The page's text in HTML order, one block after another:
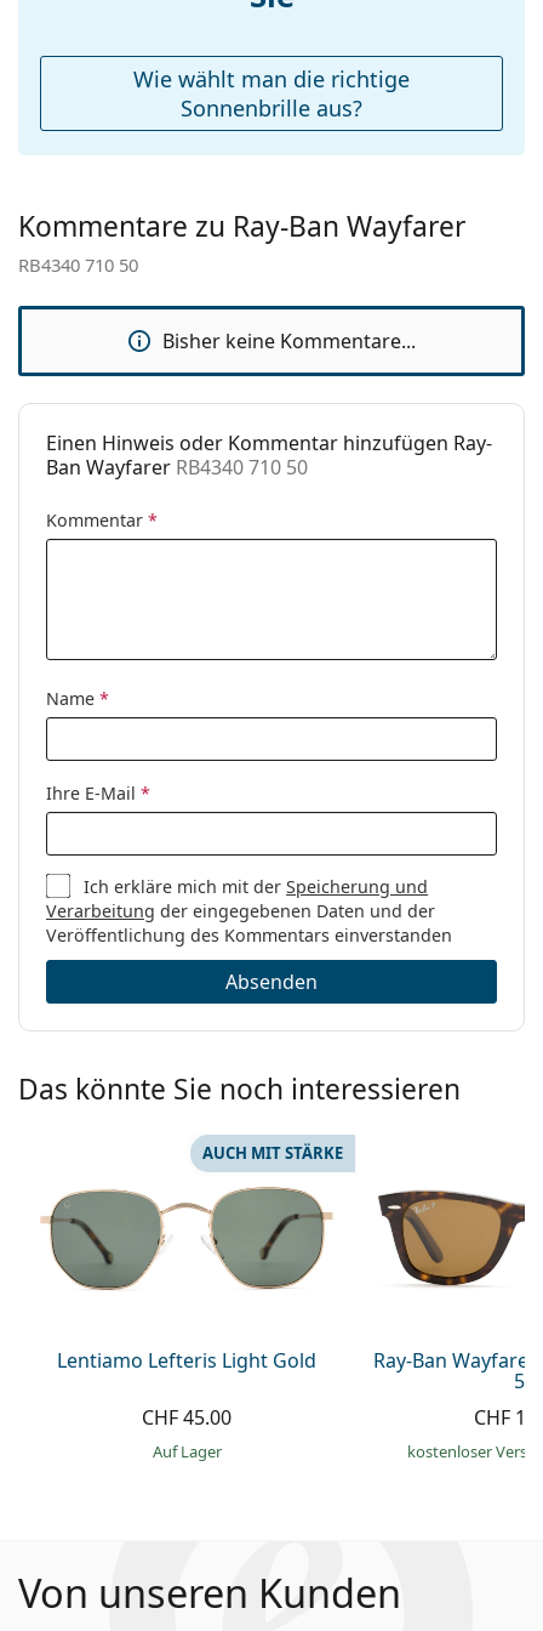
Reinigungstuch:
Ja
Marke:
Ray-Ban
Verwendung:
Code:
RB4340 710 50
verfügbar :
Nein
Wie wählt man die richtige
Sonnenbrille aus?
Kommentare zu Ray-Ban Wayfarer
RB4340 710 50
Bisher keine Kommentare...
Einen Hinweis oder Kommentar hinzufügen Ray-
Ban Wayfarer RB4340 710 50
Kommentar *
Name *
Ihre E-Mail *
Ich erkläre mich mit derSpeicherung und
Verarbeitung der eingegebenen Daten und der
Veröffentlichung des Kommentars einverstanden
Absenden
Das könnte Sie noch interessieren
Lentiamo Lefteris Light Gold
AUCH MIT STÄRKE
CHF 45.00
auf Lager
Ray-Ban Wayfarer
50
CHF
kostenloser
Von unseren Kunden